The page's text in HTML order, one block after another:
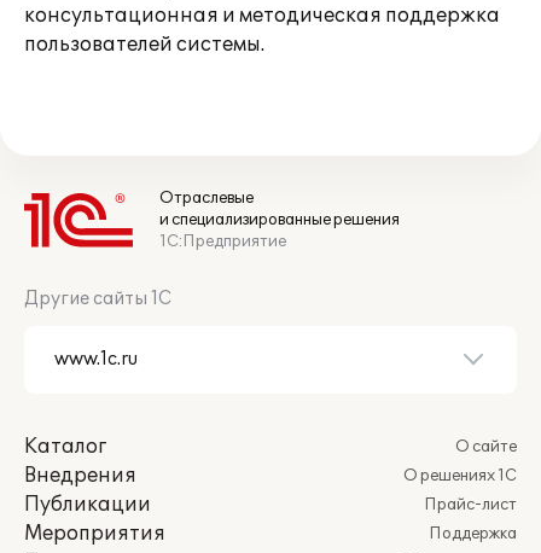
консультационная и методическая поддержка
пользователей системы.
Отраслевые
и специализированные решения
1С:Предприятие
Другие сайты 1С
Каталог
Внедрения
Публикации
Мероприятия
О сайте
О решениях 1С
Прайс-лист
Поддержка